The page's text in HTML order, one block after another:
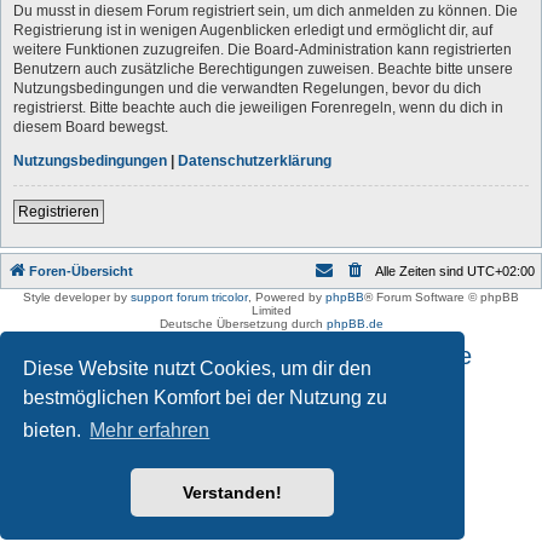
Diese Website nutzt Cookies, um dir den
bestmöglichen Komfort bei der Nutzung zu
bieten. Mehr erfahren
Verstanden!
Du musst in diesem Forum registriert sein, um dich anmelden zu können. Die
Registrierung ist in wenigen Augenblicken erledigt und ermöglicht dir, auf
weitere Funktionen zuzugreifen. Die Board-Administration kann registrierten
Benutzern auch zusätzliche Berechtigungen zuweisen. Beachte bitte unsere
Nutzungsbedingungen und die verwandten Regelungen, bevor du dich
registrierst. Bitte beachte auch die jeweiligen Forenregeln, wenn du dich in
diesem Board bewegst.
Nutzungsbedingungen | Datenschutzerklärung
Registrieren
Foren-Übersicht Alle Zeiten sind UTC+02:00
Style developer by support forum tricolor, Powered by phpBB® Forum Software © phpBB
Limited
Deutsche Übersetzung durch phpBB.de
Impressum und Datenschutzhinweise